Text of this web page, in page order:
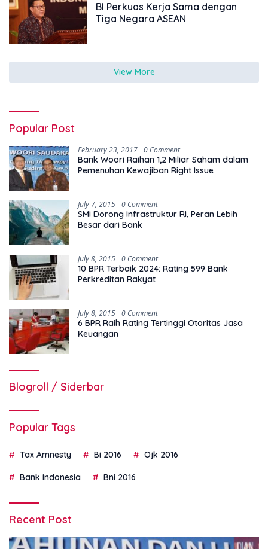
BI Perkuas Kerja Sama dengan
Tiga Negara ASEAN
View More
Popular Post
February 23, 2017 0 Comment
Bank Woori Raihan 1,2 Miliar Saham dalam
Pemenuhan Kewajiban Right Issue
July 7, 2015 0 Comment
SMI Dorong Infrastruktur RI, Peran Lebih
Besar dari Bank
July 8, 2015 0 Comment
10 BPR Terbaik 2024: Rating 599 Bank
Perkreditan Rakyat
July 8, 2015 0 Comment
6 BPR Raih Rating Tertinggi Otoritas Jasa
Keuangan
Blogroll / Siderbar
Popular Tags
Tax Amnesty Bi 2016 Ojk 2016
Bank Indonesia Bni 2016
Recent Post